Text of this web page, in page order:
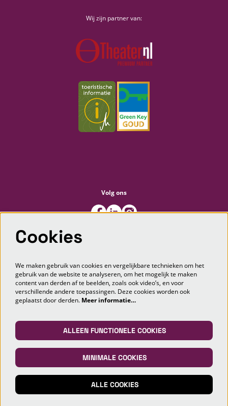
Wij zijn partner van:
Volg ons
Meld je aan voor de nieuwsbrief
AANMELDEN
Deze site wordt beschermd door reCAPTCHA, dataverwerking gebeurt in overeenstemming met deCloud Data Processing
Powered byCultureSuite
Cookies
We maken gebruik van cookies en vergelijkbare technieken om het
gebruik van de website te analyseren, om het mogelijk te maken
content van derden af te beelden, zoals ook video’s, en voor
verschillende andere toepassingen. Deze cookies worden ook
geplaatst door derden. Meer informatie…
ALLEEN FUNCTIONELE COOKIES
MINIMALE COOKIES
ALLE COOKIES